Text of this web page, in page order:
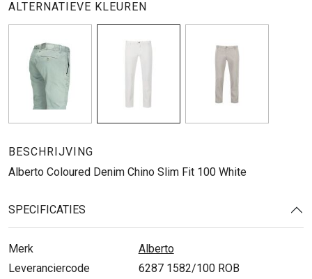
ALTERNATIEVE KLEUREN
BESCHRIJVING
Alberto Coloured Denim Chino Slim Fit 100 White
SPECIFICATIES
Merk
Alberto
Leveranciercode
6287 1582/100 ROB